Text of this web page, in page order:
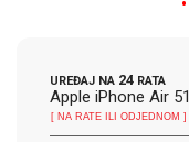
UREĐAJ NA 24 RATA
Apple iPhone Air
[ NA RATE ILI ODJEDNOM ]